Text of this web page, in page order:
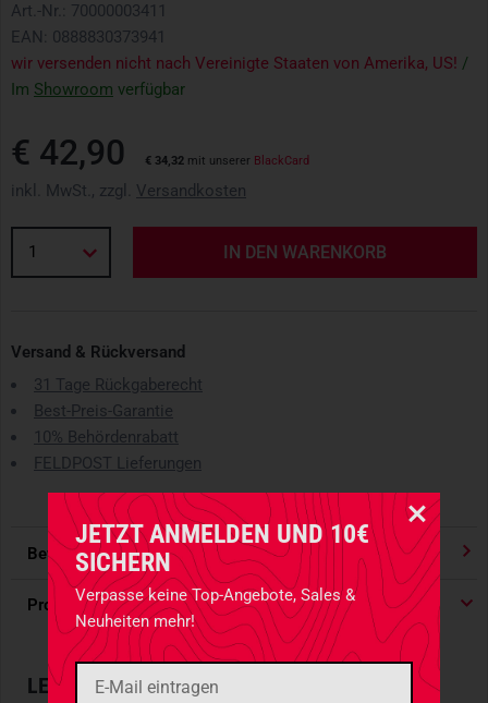
JETZT ANMELDEN UND 10€
SICHERN
Verpasse keine Top-Angebote, Sales &
Neuheiten mehr!
Art.-Nr.: 70000003411
EAN: 0888830373941
wir versenden nicht nach Vereinigte Staaten von Amerika, US! /
Im Showroom verfügbar
€ 42,90 € 34,32 mit unserer BlackCard
inkl. MwSt., zzgl. Versandkosten
1 IN DEN WARENKORB
Versand & Rückversand
31 Tage Rückgaberecht
Best-Preis-Garantie
10% Behördenrabatt
FELDPOST Lieferungen
Bewertungen 4.91/ 5 Sternen
Produktdetails
LEUCHTEND ROTER REISEBECHER